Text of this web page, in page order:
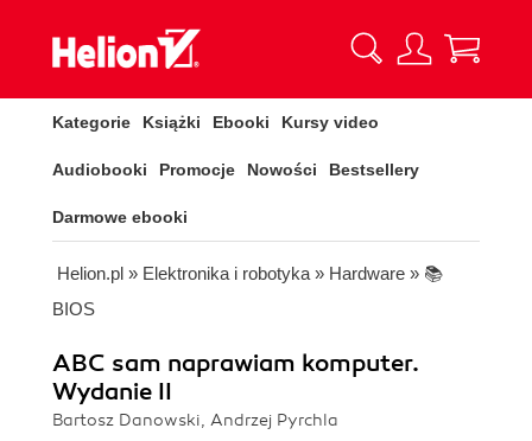
Kategorie Książki Ebooki Kursy video
Audiobooki Promocje Nowości Bestsellery
Darmowe ebooki
Helion.pl » Elektronika i robotyka » Hardware » 📚
BIOS
ABC sam naprawiam komputer.
Wydanie II
Bartosz Danowski, Andrzej Pyrchla